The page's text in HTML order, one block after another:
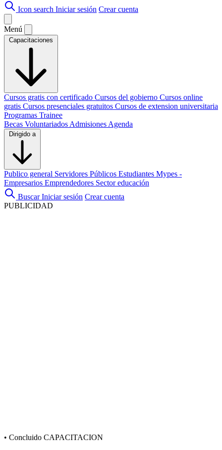
Icon search Iniciar sesión Crear cuenta
Menú
Capacitaciones
Cursos gratis con certificado Cursos del gobierno Cursos online
gratis Cursos presenciales gratuitos Cursos de extension universitaria
Programas Trainee
Becas Voluntariados Admisiones Agenda
Dirigido a
Publico general Servidores Públicos Estudiantes Mypes -
Empresarios Emprendedores Sector educación
Buscar Iniciar sesión Crear cuenta
PUBLICIDAD
• Concluido CAPACITACION